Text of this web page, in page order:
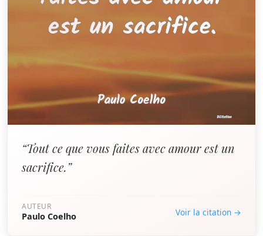
“Tout ce que vous faites avec amour est un
sacrifice.”
AUTEUR
Paulo Coelho Voir la citation →